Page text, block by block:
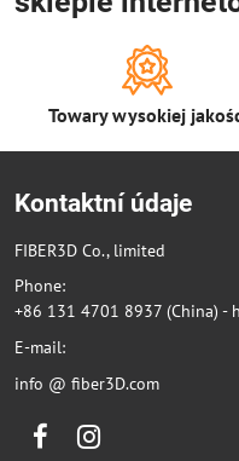
Towary wysokiej
Kontaktní údaje
FIBER3D Co., limited
Phone:
+86 131 4701 8937 (China) -
E-mail:
info @ fiber3D.com
FacebookInstagram